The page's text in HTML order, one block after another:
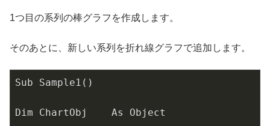
1つ目の系列の棒グラフを作成します。
そのあとに、新しい系列を折れ線グラフで追加します。
Sub Sample1()
Dim ChartObj    As Object